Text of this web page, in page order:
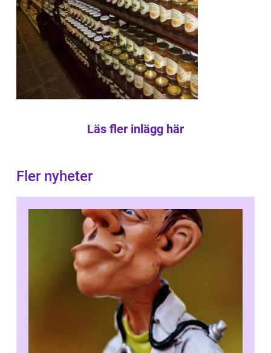
Läs fler inlägg här
Fler nyheter